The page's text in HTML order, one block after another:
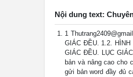
Nội dung text:
1
GIÁC ĐỀU. 1.2. HÌNH
GIÁC ĐỀU. LỤC
bản và nâng cao cho
gửi bản word đầy đủ